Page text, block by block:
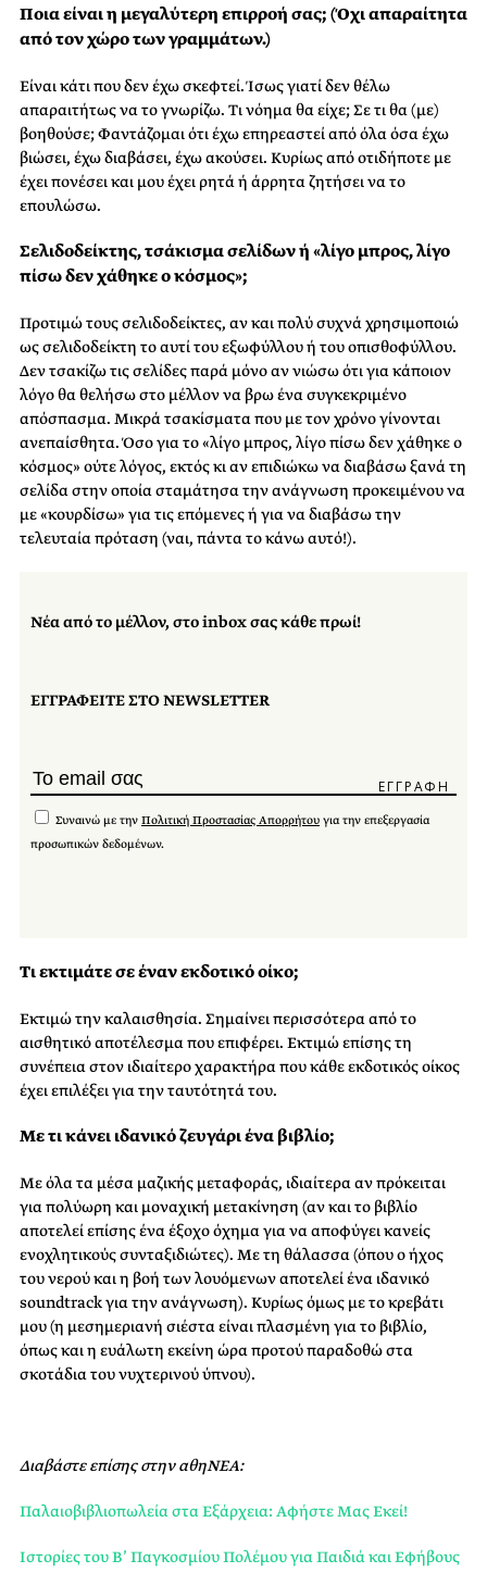
Ποια είναι η μεγαλύτερη επιρροή σας; (Όχι απαραίτητα
από τον χώρο των γραμμάτων.)
Είναι κάτι που δεν έχω σκεφτεί. Ίσως γιατί δεν θέλω
απαραιτήτως να το γνωρίζω. Τι νόημα θα είχε; Σε τι θα (με)
βοηθούσε; Φαντάζομαι ότι έχω επηρεαστεί από όλα όσα έχω
βιώσει, έχω διαβάσει, έχω ακούσει. Κυρίως από οτιδήποτε με
έχει πονέσει και μου έχει ρητά ή άρρητα ζητήσει να το
επουλώσω.
Σελιδοδείκτης, τσάκισμα σελίδων ή «λίγο μπρος, λίγο
πίσω δεν χάθηκε ο κόσμος»;
Προτιμώ τους σελιδοδείκτες, αν και πολύ συχνά χρησιμοποιώ
ως σελιδοδείκτη το αυτί του εξωφύλλου ή του οπισθοφύλλου.
Δεν τσακίζω τις σελίδες παρά μόνο αν νιώσω ότι για κάποιον
λόγο θα θελήσω στο μέλλον να βρω ένα συγκεκριμένο
απόσπασμα. Μικρά τσακίσματα που με τον χρόνο γίνονται
ανεπαίσθητα. Όσο για το «λίγο μπρος, λίγο πίσω δεν χάθηκε ο
κόσμος» ούτε λόγος, εκτός κι αν επιδιώκω να διαβάσω ξανά τη
σελίδα στην οποία σταμάτησα την ανάγνωση προκειμένου να
με «κουρδίσω» για τις επόμενες ή για να διαβάσω την
τελευταία πρόταση (ναι, πάντα το κάνω αυτό!).
Νέα από το μέλλον, στο inbox σας κάθε πρωί!
ΕΓΓΡΑΦΕΙΤΕ ΣΤΟ NEWSLETTER
Συναινώ με την Πολιτική Προστασίας Απορρήτου για την επεξεργασία
προσωπικών δεδομένων.
Τι εκτιμάτε σε έναν εκδοτικό οίκο;
Εκτιμώ την καλαισθησία. Σημαίνει περισσότερα από το
αισθητικό αποτέλεσμα που επιφέρει. Εκτιμώ επίσης τη
συνέπεια στον ιδιαίτερο χαρακτήρα που κάθε εκδοτικός οίκος
έχει επιλέξει για την ταυτότητά του.
Με τι κάνει ιδανικό ζευγάρι ένα βιβλίο;
Με όλα τα μέσα μαζικής μεταφοράς, ιδιαίτερα αν πρόκειται
για πολύωρη και μοναχική μετακίνηση (αν και το βιβλίο
αποτελεί επίσης ένα έξοχο όχημα για να αποφύγει κανείς
ενοχλητικούς συνταξιδιώτες). Με τη θάλασσα (όπου ο ήχος
του νερού και η βοή των λουόμενων αποτελεί ένα ιδανικό
soundtrack για την ανάγνωση). Κυρίως όμως με το κρεβάτι
μου (η μεσημεριανή σιέστα είναι πλασμένη για το βιβλίο,
όπως και η ευάλωτη εκείνη ώρα προτού παραδοθώ στα
σκοτάδια του νυχτερινού ύπνου).
Διαβάστε επίσης στην αθηΝΕΑ:
Παλαιοβιβλιοπωλεία στα Εξάρχεια: Αφήστε Μας Εκεί!
Ιστορίες του Β’ Παγκοσμίου Πολέμου για Παιδιά και Εφήβους